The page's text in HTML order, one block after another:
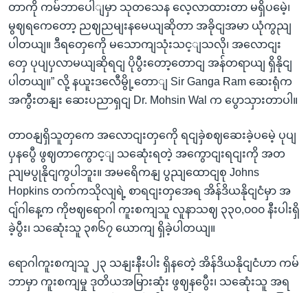
တာကို ကမ်ဘာပေါျမှာ သုတသေန လေ့လာထားတာ မရှိပမေဲ့၊
မွဈရကေတော့ ညဈညမျးနမေယျဆိုတာ အခိုငျအမာ ယုံကွညျ
ပါတယျ။ ဒီရတှေကေို မသောကျသုံးသင့ျသလို၊ အလောငျး
တှေ ပုပျပှလာမယျဆိုရငျ ပိုပွီးတော့တောငျ အန်တရာယျ ရှိနိုငျ
ပါတယျ။” လို့ နယူးဒလေီမွို့တောျ Sir Ganga Ram ဆေးရုံက
အကွီးတနျး ဆေးပညာရှငျ Dr. Mohsin Wal က ပွောသှားတာပါ။
တာဝနျရှိသူတှကေ အလောငျးတှကေို ရငျခှဲစဈဆေးခဲ့ပမေဲ့ ပုပျ
ပှနပွေီ ဖွဈတာကွောင့ျ သဆေုံးရတဲ့ အကွောငျးရငျးကို အတ
ညျမပွုနိုငျကွပါဘူး။ အမရေိကနျ ပွညျထောငျစု Johns
Hopkins တက်ကသိုလျရဲ့ စာရငျးတှအေရ အိန်ဒိယနိုငျငံမှာ အ
ငျ်ဂါနေ့က ကိုဗဈရောဂါ ကူးစကျသူ လူနာသဈ ၃၃၀,၀၀၀ နီးပါးရှိ
ခဲ့ပွီး၊ သဆေုံးသူ ၃၈၆၇ ယောကျ ရှိခဲ့ပါတယျ။
ရောဂါကူးစကျသူ ၂၃ သနျးနီးပါး ရှိနတေဲ့ အိန်ဒိယနိုငျငံဟာ ကမ်
ဘာမှာ ကူးစကျမှု ဒုတိယအမြားဆုံး ဖွဈနပွေီး၊ သဆေုံးသူ အရ